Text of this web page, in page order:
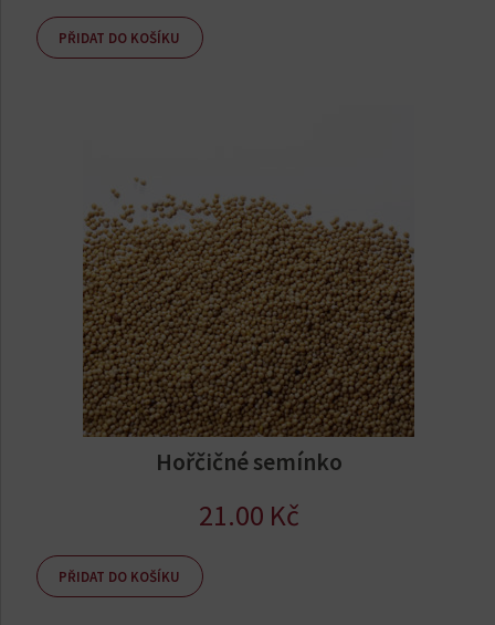
PŘIDAT DO KOŠÍKU
Hořčičné semínko
21.00 Kč
PŘIDAT DO KOŠÍKU